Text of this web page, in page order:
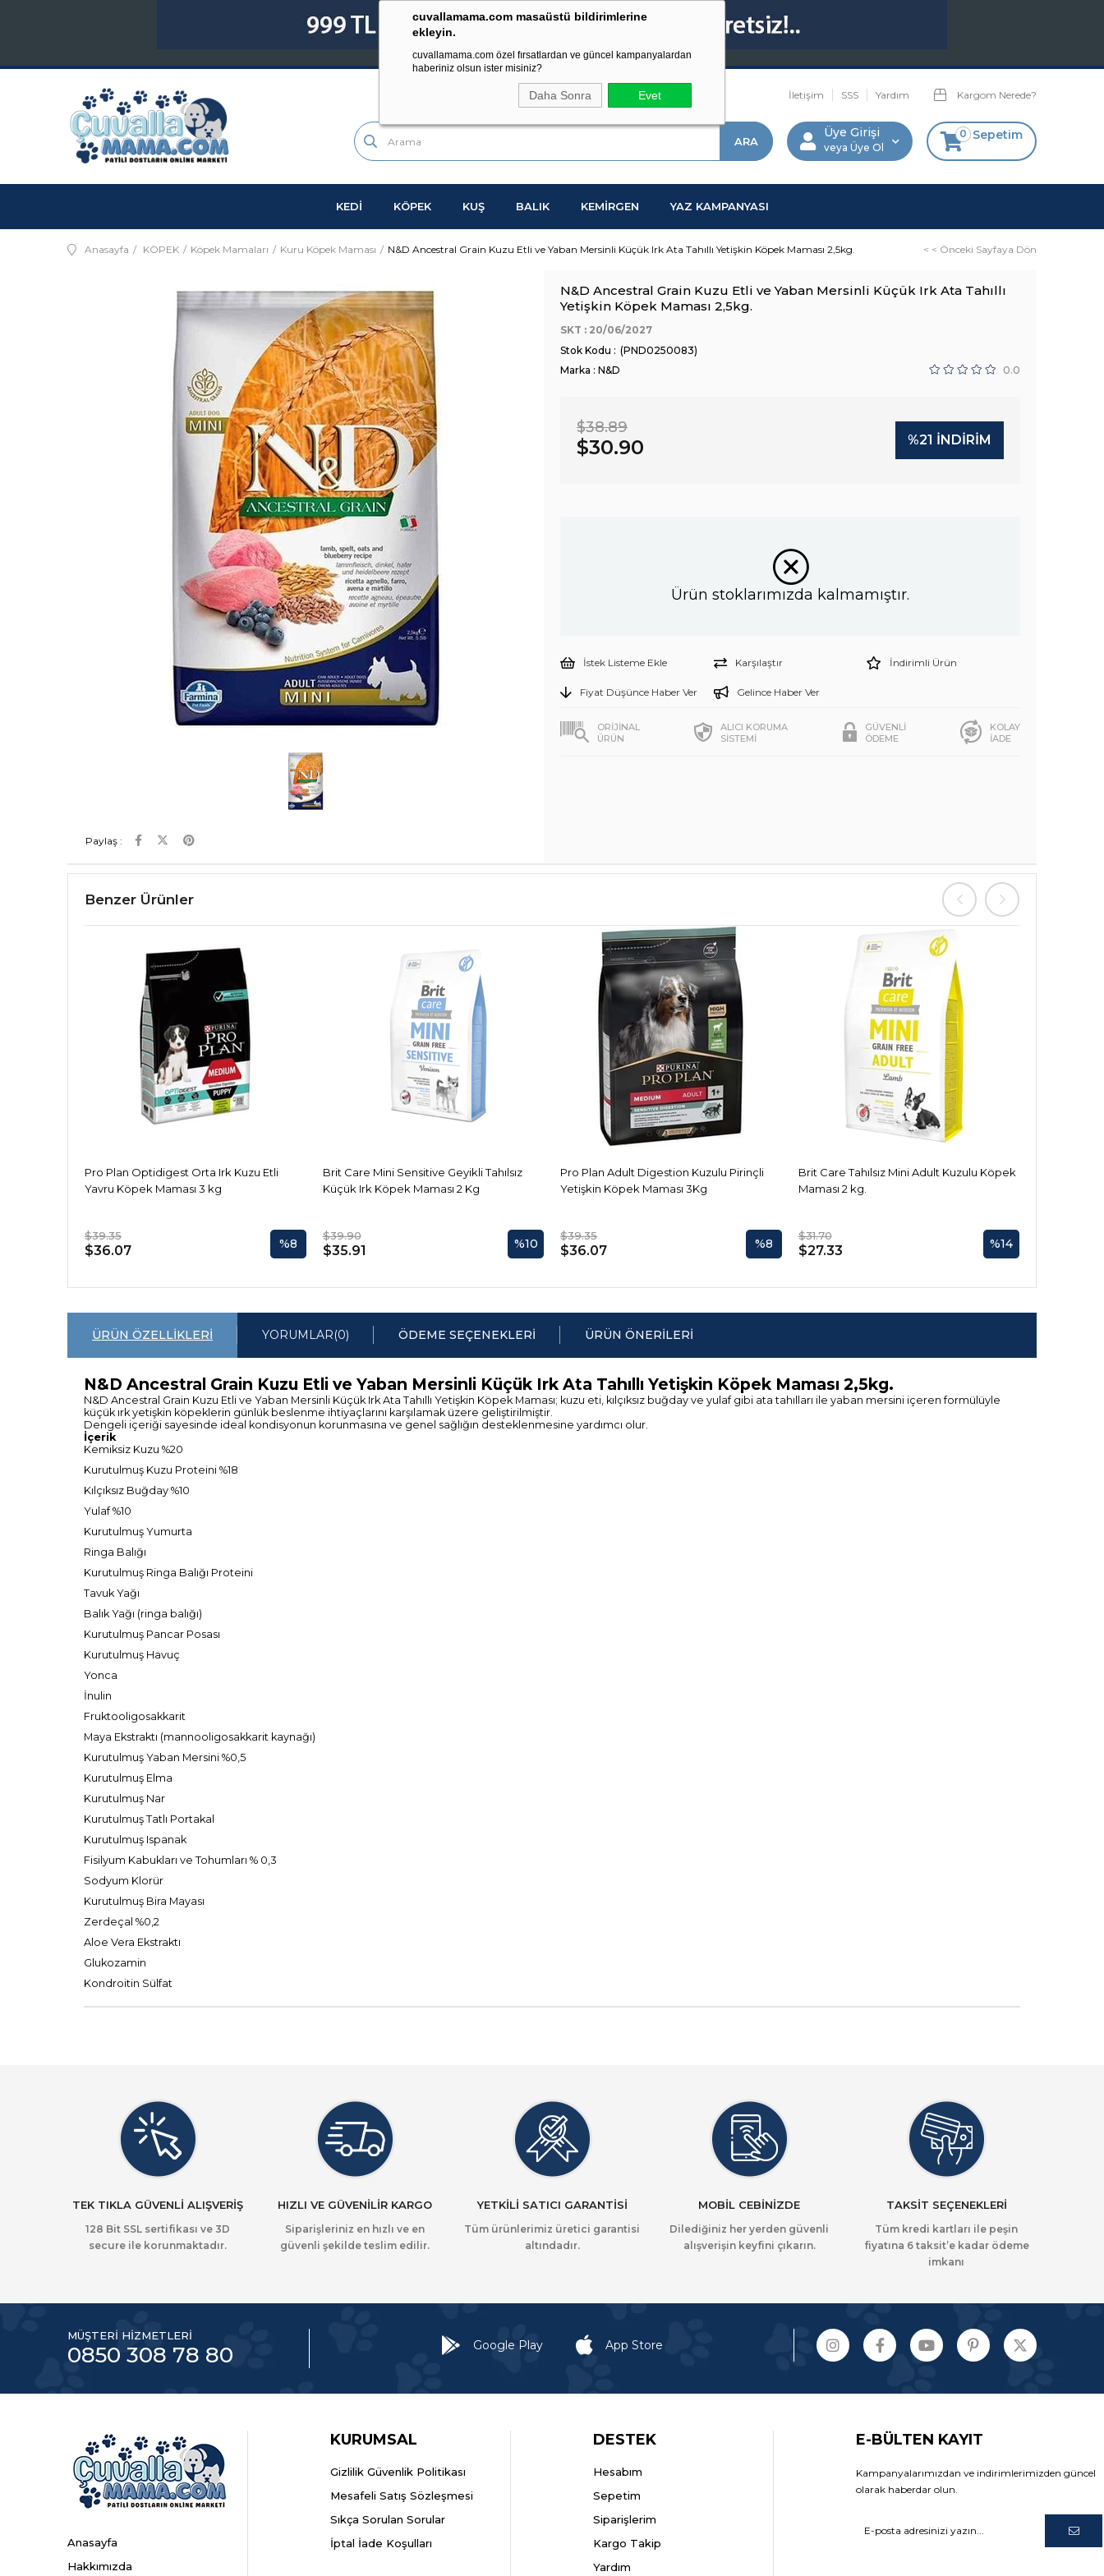
cuvallamama.com masaüstü bildirimlerine
ekleyin.
cuvallamama.com özel fırsatlardan ve güncel kampanyalardan
haberiniz olsun ister misiniz?
Daha Sonra Evet İletişim SSS Yardım Kargom Nerede?
Sepetim
0
Üye Girişi
Üye Ol
KEDİ KÖPEK KUŞ BALIK KEMİRGEN YAZ KAMPANYASI
Anasayfa KÖPEK Köpek Mamaları Kuru Köpek Maması N&D Ancestral Grain Kuzu Etli ve Yaban Mersinli Küçük Irk Ata Tahıllı Yetişkin Köpek Maması 2,5kg. < < Önceki Sayfaya Dön
Paylaş :
N&D Ancestral Grain Kuzu Etli ve Yaban Mersinli Küçük Irk Ata Tahıllı
Yetişkin Köpek Maması 2,5kg.
SKT : 20/06/2027
(PND0250083)
Marka : N&D 0.0
$38.89
$30.90 %21 İNDIRIM
Ürün stoklarımızda kalmamıştır.
İstek Listeme Ekle Karşılaştır İndirimli Ürün
Fiyat Düşünce Haber Ver Gelince Haber Ver
ORİJİNAL
ÜRÜN
ALICI KORUMA
SİSTEMİ
GÜVENLİ
ÖDEME
KOLAY
İADE
Benzer Ürünler
Pro Plan Optidigest Orta Irk Kuzu Etli
Yavru Köpek Maması 3 kg
$39.35
$36.07 %8
Brit Care Mini Sensitive Geyikli Tahılsız
Küçük Irk Köpek Maması 2 Kg
$39.90
$35.91 %10
Pro Plan Adult Digestion Kuzulu Pirinçli
Yetişkin Köpek Maması 3Kg
$39.35
$36.07 %8
Brit Care Tahılsız Mini Adult Kuzulu Köpek
Maması 2 kg.
$31.70
$27.33 %14
ÜRÜN ÖZELLIKLERI YORUMLAR(0) ÖDEME SEÇENEKLERI ÜRÜN ÖNERILERI
N&D Ancestral Grain Kuzu Etli ve Yaban Mersinli Küçük Irk Ata Tahıllı Yetişkin Köpek Maması 2,5kg.
N&D Ancestral Grain Kuzu Etli ve Yaban Mersinli Küçük Irk Ata Tahıllı Yetişkin Köpek Maması; kuzu eti, kılçıksız buğday ve yulaf gibi ata tahılları ile yaban mersini içeren formülüyle
küçük ırk yetişkin köpeklerin günlük beslenme ihtiyaçlarını karşılamak üzere geliştirilmiştir.
Dengeli içeriği sayesinde ideal kondisyonun korunmasına ve genel sağlığın desteklenmesine yardımcı olur.
İçerik
Kemiksiz Kuzu %20
Kurutulmuş Kuzu Proteini %18
Kılçıksız Buğday %10
Yulaf %10
Kurutulmuş Yumurta
Ringa Balığı
Kurutulmuş Ringa Balığı Proteini
Tavuk Yağı
Balık Yağı (ringa balığı)
Kurutulmuş Pancar Posası
Kurutulmuş Havuç
Yonca
İnulin
Fruktooligosakkarit
Maya Ekstraktı (mannooligosakkarit kaynağı)
Kurutulmuş Yaban Mersini %0,5
Kurutulmuş Elma
Kurutulmuş Nar
Kurutulmuş Tatlı Portakal
Kurutulmuş Ispanak
Fisilyum Kabukları ve Tohumları % 0,3
Sodyum Klorür
Kurutulmuş Bira Mayası
Zerdeçal %0,2
Aloe Vera Ekstraktı
Glukozamin
Kondroitin Sülfat
TEK TIKLA GÜVENLİ ALIŞVERİŞ
128 Bit SSL sertifikası ve 3D
secure ile korunmaktadır.
HIZLI VE GÜVENİLİR KARGO
Siparişleriniz en hızlı ve en
güvenli şekilde teslim edilir.
YETKİLİ SATICI GARANTİSİ
Tüm ürünlerimiz üretici garantisi
altındadır.
MOBİL CEBİNİZDE
Dilediğiniz her yerden güvenli
alışverişin keyfini çıkarın.
TAKSİT SEÇENEKLERİ
Tüm kredi kartları ile peşin
fiyatına 6 taksit’e kadar ödeme
imkanı
MÜŞTERİ HİZMETLERİ
0850 308 78 80 Google Play App Store
Anasayfa
Hakkımızda
KURUMSAL
Gizlilik Güvenlik Politikası
Mesafeli Satış Sözleşmesi
Sıkça Sorulan Sorular
İptal İade Koşulları
DESTEK
Hesabım
Sepetim
Siparişlerim
Kargo Takip
Yardım
E-BÜLTEN KAYIT
Kampanyalarımızdan ve indirimlerimizden güncel
olarak haberdar olun.